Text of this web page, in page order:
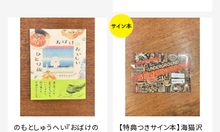
のもとしゅうへい『おばけの
【特典つきサイン本】海猫沢